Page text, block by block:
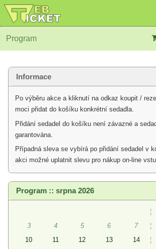
Program
Informace
Po výběru akce a kliknutí na odkaz koupit /
moci přidat do košíku konkrétní sedadla.
Přidání sedadel do košíku není závazné a
garantována.
Případná sleva se vybírá po přidání sedadel v
akci možné uplatnit slevu pro nákup on-line
Program :: srpna 2026
¦
3
4 5 6 7 ¦
10
11 12 13 14 ¦